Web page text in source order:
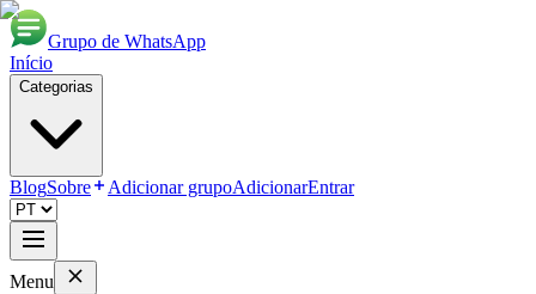
Grupo de WhatsApp
Início
Categorias
BlogSobre Adicionar grupoAdicionarEntrar
Menu